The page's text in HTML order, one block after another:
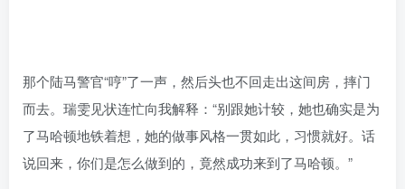
那个陆马警官“哼”了一声，然后头也不回走出这间房，摔门
而去。瑞雯见状连忙向我解释：“别跟她计较，她也确实是为
了马哈顿地铁着想，她的做事风格一贯如此，习惯就好。话
说回来，你们是怎么做到的，竟然成功来到了马哈顿。”